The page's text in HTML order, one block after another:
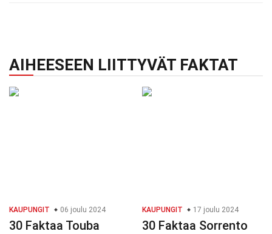
AIHEESEEN LIITTYVÄT FAKTAT
KAUPUNGIT 06 joulu 2024
30 Faktaa Touba
KAUPUNGIT 17 joulu 2024
30 Faktaa Sorrento